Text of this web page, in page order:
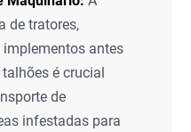
de tratores,
antes
é crucial
de
infestadas para